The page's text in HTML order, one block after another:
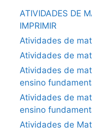
ATIVIDADES DE
IMPRIMIR
Atividades de
Atividades de
Atividades de
ensino
Atividades de
ensino
Atividades de